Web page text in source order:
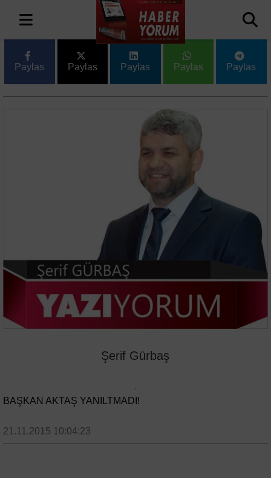
Paylas Paylas Paylas Paylas Paylas
Şerif Gürbaş
BAŞKAN AKTAŞ YANILTMADI!
21.11.2015 10:04:23